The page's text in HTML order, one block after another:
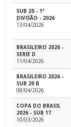
SUB 20 - 1ª
DIVISÃO - 2026
13/04/2026
BRASILEIRO 2026 -
SERIE D
11/04/2026
BRASILEIRO 2026 -
SUB 20 B
08/04/2026
COPA DO BRASIL
2026 - SUB 17
10/03/2026